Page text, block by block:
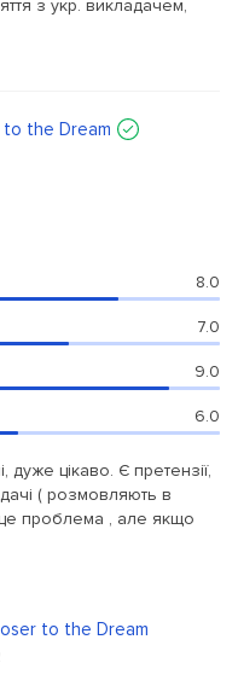
з укр. викладачем,
the Dream
8.0
7.0
9.0
6.0
цікаво. Є претензії,
( розмовляють в
проблема , але якщо
to the Dream